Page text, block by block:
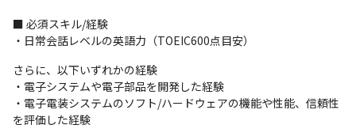
・EV/e-PowerパワートレインにおけるEMCの先行技術の開発、お
よび車両適合実験
＜チーム詳細＞
・電子技術・システム技術開発本部に所属し業務を進めます
・2017年の部創設以来、中途採用された多くのソフトウェアエン
ジニアが活躍しています
■ 必須スキル/経験
・日常会話レベルの英語力（TOEIC600点目安）
さらに、以下いずれかの経験
・電子システムや電子部品を開発した経験
・電子電装システムのソフト/ハードウェアの機能や性能、信頼性
を評価した経験